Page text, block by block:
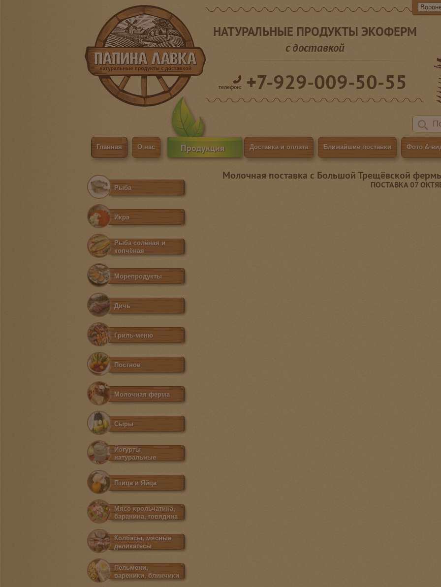
Главная О нас Продукция Доставка и оплата Ближайшие поставки Фото &
НАТУРАЛЬНЫЕ ПРОДУКТЫ ЭКОФЕРМ
с доставкой
телефон: +7-929-009-50-55
Молочная поставка с Большой Трещёвской
ПОСТАВКА 07
Рыба
Икра
Рыба солёная и
копчёная
Морепродукты
Дичь
Гриль-меню
Постное
Молочная ферма
Сыры
Йогурты
натуральные
Птица и Яйца
Мясо крольчатина,
баранина, говядина
Колбасы, мясные
деликатесы
Пельмени,
вареники, блинчики